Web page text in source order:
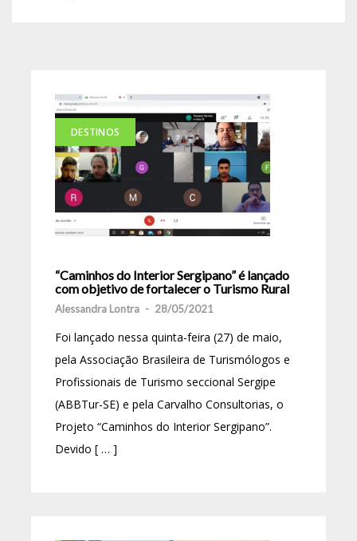
DESTINOS
“Caminhos do Interior Sergipano” é lançado
com objetivo de fortalecer o Turismo Rural
Alessandra Lontra - 28/05/2021
Foi lançado nessa quinta-feira (27) de maio,
pela Associação Brasileira de Turismólogos e
Profissionais de Turismo seccional Sergipe
(ABBTur-SE) e pela Carvalho Consultorias, o
Projeto “Caminhos do Interior Sergipano”.
Devido [ … ]